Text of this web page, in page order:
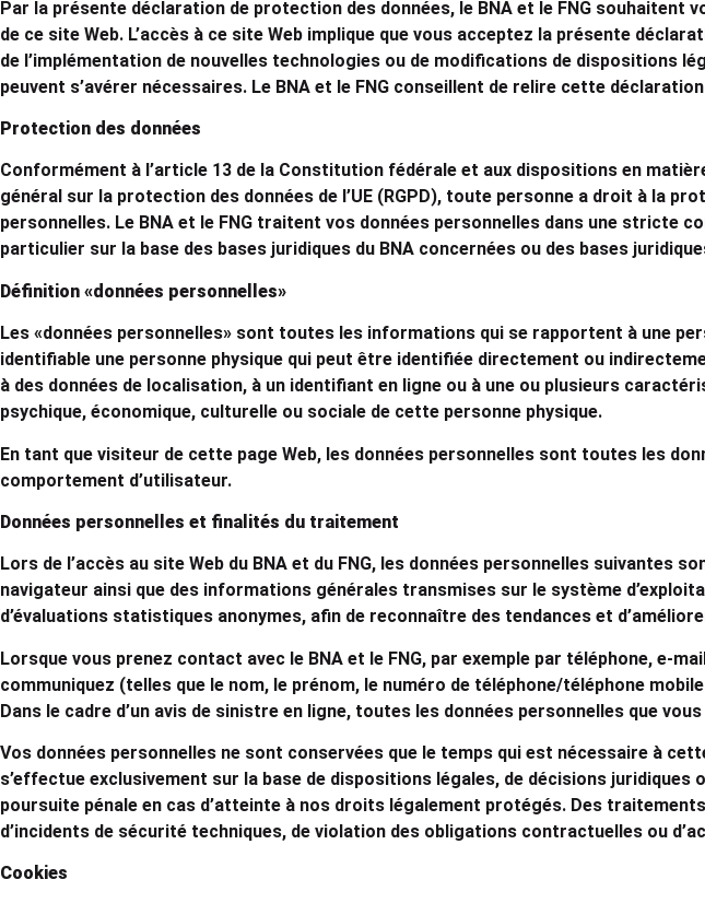
Par la présente déclaration de protection des données, le BNA et le FNG
de ce site Web. L’accès à ce site Web implique que vous acceptez la présente
de l’implémentation de nouvelles technologies ou de modifications de dispositions
peuvent s’avérer nécessaires. Le BNA et le FNG conseillent de relire cette
Protection des données
Conformément à l’article 13 de la Constitution fédérale et aux dispositions en
général sur la protection des données de l’UE (RGPD), toute personne a droit à la
personnelles. Le BNA et le FNG traitent vos données personnelles dans une stricte
particulier sur la base des bases juridiques du BNA concernées ou des bases
Définition «données personnelles»
Les «données personnelles» sont toutes les informations qui se rapportent à une
identifiable une personne physique qui peut être identifiée directement ou
à des données de localisation, à un identifiant en ligne ou à une ou plusieurs
psychique, économique, culturelle ou sociale de cette personne physique.
En tant que visiteur de cette page Web, les données personnelles sont toutes les
comportement d’utilisateur.
Données personnelles et finalités du traitement
Lors de l’accès au site Web du BNA et du FNG, les données personnelles suivantes
navigateur ainsi que des informations générales transmises sur le système
d’évaluations statistiques anonymes, afin de reconnaître des tendances et
Lorsque vous prenez contact avec le BNA et le FNG, par exemple par téléphone, e-
communiquez (telles que le nom, le prénom, le numéro de téléphone/téléphone
Dans le cadre d’un avis de sinistre en ligne, toutes les données personnelles que
Vos données personnelles ne sont conservées que le temps qui est nécessaire à
s’effectue exclusivement sur la base de dispositions légales, de décisions
poursuite pénale en cas d’atteinte à nos droits légalement protégés. Des
d’incidents de sécurité techniques, de violation des obligations contractuelles ou
Cookies